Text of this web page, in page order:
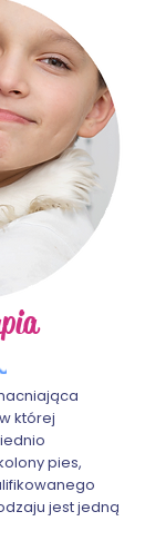
której
pies,
jest jedną